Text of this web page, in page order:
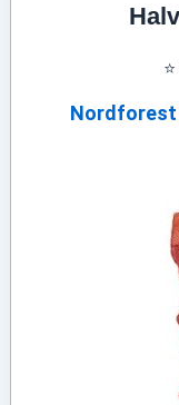
⭐
Nordforest